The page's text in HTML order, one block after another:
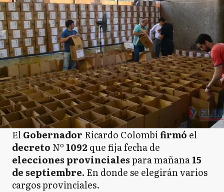
ElGobernador Ricardo Colombifirmó el
decreto Nº 1092que fija fecha de
elecciones provincialespara mañana15
de septiembre. En donde se elegirán varios
cargos provinciales.